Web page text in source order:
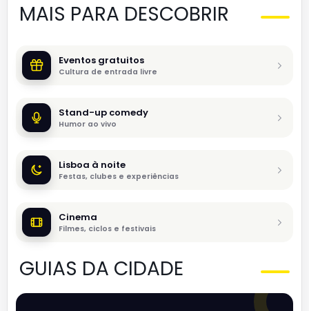
MAIS PARA DESCOBRIR
Eventos gratuitos
Cultura de entrada livre
Stand-up comedy
Humor ao vivo
Lisboa à noite
Festas, clubes e experiências
Cinema
Filmes, ciclos e festivais
GUIAS DA CIDADE